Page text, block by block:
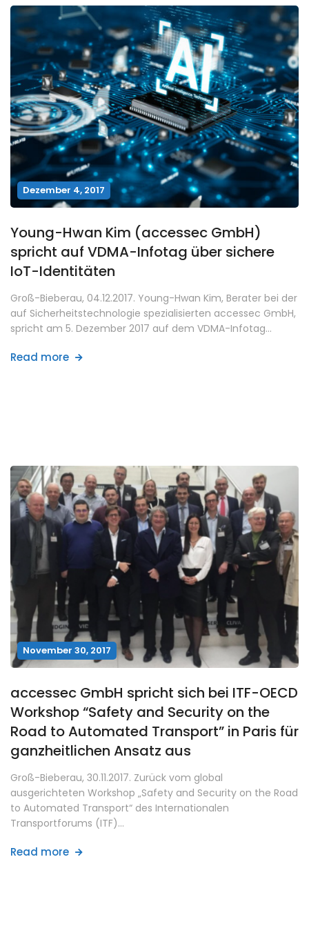
Dezember 4, 2017
Young-Hwan Kim (accessec GmbH)
spricht auf VDMA-Infotag über sichere
IoT-Identitäten
Groß-Bieberau, 04.12.2017. Young-Hwan Kim, Berater bei der
auf Sicherheitstechnologie spezialisierten accessec GmbH,
spricht am 5. Dezember 2017 auf dem VDMA-Infotag…
Read more
November 30, 2017
accessec GmbH spricht sich bei ITF-OECD
Workshop “Safety and Security on the
Road to Automated Transport” in Paris für
ganzheitlichen Ansatz aus
Groß-Bieberau, 30.11.2017. Zurück vom global
ausgerichteten Workshop „Safety and Security on the Road
to Automated Transport“ des Internationalen
Transportforums (ITF)…
Read more